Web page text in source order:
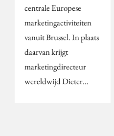
centrale Europese
marketingactiviteiten
vanuit Brussel. In plaats
daarvan krijgt
marketingdirecteur
wereldwijd Dieter…